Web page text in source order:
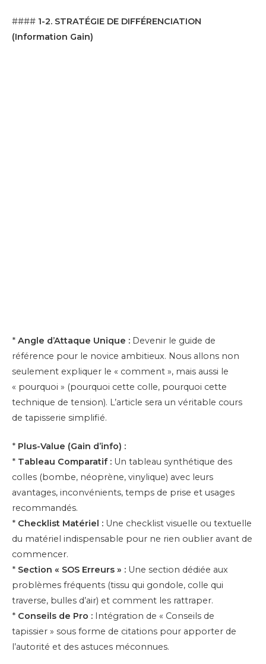
#### 1-2. STRATÉGIE DE DIFFÉRENCIATION
(Information Gain)
* Angle d’Attaque Unique : Devenir le guide de
référence pour le novice ambitieux. Nous allons non
seulement expliquer le « comment », mais aussi le
« pourquoi » (pourquoi cette colle, pourquoi cette
technique de tension). L’article sera un véritable cours
de tapisserie simplifié.
* Plus-Value (Gain d’info) :
* Tableau Comparatif : Un tableau synthétique des
colles (bombe, néoprène, vinylique) avec leurs
avantages, inconvénients, temps de prise et usages
recommandés.
* Checklist Matériel : Une checklist visuelle ou textuelle
du matériel indispensable pour ne rien oublier avant de
commencer.
* Section « SOS Erreurs » : Une section dédiée aux
problèmes fréquents (tissu qui gondole, colle qui
traverse, bulles d’air) et comment les rattraper.
* Conseils de Pro : Intégration de « Conseils de
tapissier » sous forme de citations pour apporter de
l’autorité et des astuces méconnues.